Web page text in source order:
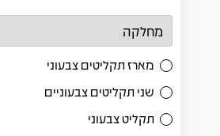
מארז תקליטים צבעוני
שני תקליטים צבעוניים
תקליט צבעוני